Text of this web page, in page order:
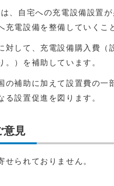
、自宅への充電設備設置
充電設備を整備していくこ
して、充電設備購入費（
。）を補助しています。
補助に加えて設置費の一
る設置促進を図ります。
意見
られておりません。